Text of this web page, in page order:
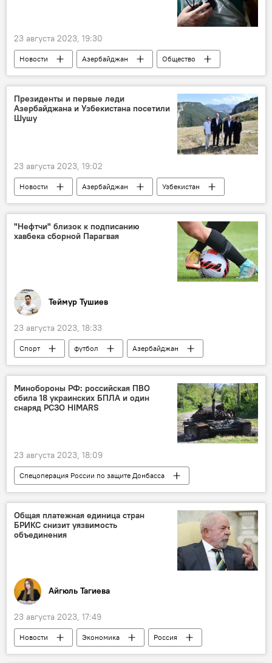
23 августа 2023, 19:30
Новости Азербайджан
Общество
здравоохранение
Физулинский район
Генеральная прокуратура АР
Хищение
Президенты и первые леди
Азербайджана и Узбекистана посетили
Шушу
23 августа 2023, 19:02
Новости Азербайджан
Узбекистан
Ильхам Алиев
Шавкат Мирзиеев
Мехрибан Алиева
Шуша
"Нефтчи" близок к подписанию
хавбека сборной Парагвая
Теймур Тушиев
23 августа 2023, 18:33
Спорт футбол
Азербайджан
ФК "Нефтчи"
Усиление
премьер-лига
Парагвай
Минобороны РФ: российская ПВО
сбила 18 украинских БПЛА и один
снаряд РСЗО HIMARS
23 августа 2023, 18:09
Спецоперация России по защите Донбасса
Россия
Украина
Спецоперация
Потери
Общая платежная единица стран
БРИКС снизит уязвимость
объединения
Айгюль Тагиева
23 августа 2023, 17:49
Новости Экономика
Россия
БРИКС
Бразилия
ЮАР